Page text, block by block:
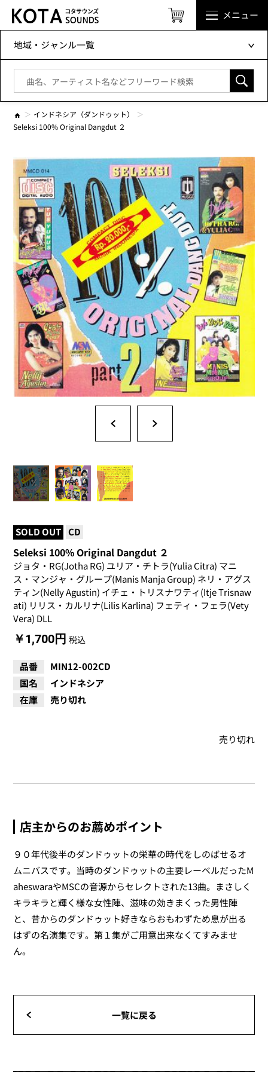
地域・ジャンル一覧
メニュー
インドネシア（ダンドゥット）
Seleksi 100% Original Dangdut ２
SOLD OUT CD
Seleksi 100% Original Dangdut ２
ジョタ・RG(Jotha RG) ユリア・チトラ(Yulia Citra) マニ
ス・マンジャ・グループ(Manis Manja Group) ネリ・アグス
ティン(Nelly Agustin) イチェ・トリスナワティ(Itje Trisnaw
ati) リリス・カルリナ(Lilis Karlina) フェティ・フェラ(Vety
Vera) DLL
￥1,700円 税込
品番
MIN12-002CD
国名
インドネシア
在庫
売り切れ
売り切れ
店主からのお薦めポイント
９０年代後半のダンドゥットの栄華の時代をしのばせるオ
ムニバスです。当時のダンドゥットの主要レーベルだったM
aheswaraやMSCの音源からセレクトされた13曲。まさしく
キラキラと輝く様な女性陣、滋味の効きまくった男性陣
と、昔からのダンドゥット好きならおもわずため息が出る
はずの名演集です。第１集がご用意出来なくてすみませ
ん。
一覧に戻る